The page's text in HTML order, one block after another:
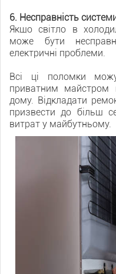
6. Несправність
Якщо світло в
може бути
електричні проблеми.
Всі ці поломки
приватним майстром
дому. Відкладати
призвести до більш
витрат у майбутньому.